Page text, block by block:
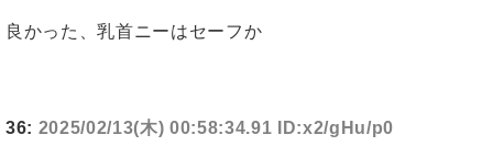
良かった、乳首ニーはセーフか
36: 2025/02/13(木) 00:58:34.91 ID:x2/gHu/p0